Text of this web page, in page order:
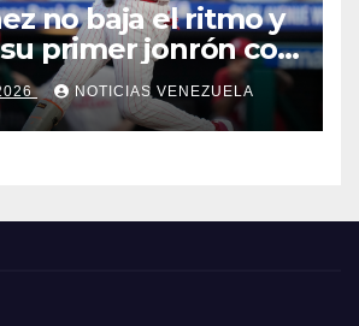
no baja el ritmo y
primer jonrón con
NOTICIAS VENEZUELA